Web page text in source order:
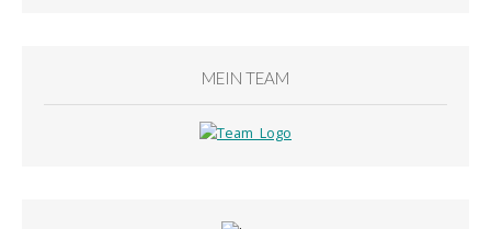
MEIN TEAM